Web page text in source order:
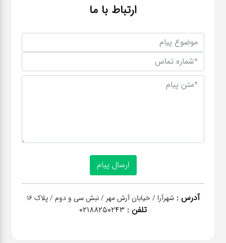
ارتباط با ما
آدرس : شهرآرا / خیابان آرش مهر / نبش سی و دوم / پلاک 16
تلفن : 02188250243